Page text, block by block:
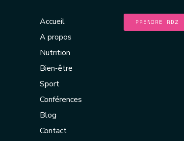
Accueil
A propos
Nutrition
Bien-être
Sport
Conférences
Blog
Contact
PRENDRE RDZ